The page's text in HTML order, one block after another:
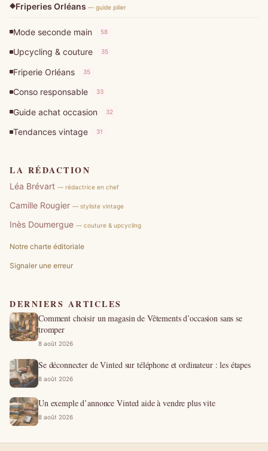
Friperies Orléans — guide pilier
Mode seconde main 58
Upcycling & couture 35
Friperie Orléans 35
Conso responsable 33
Guide achat occasion 32
Tendances vintage 31
LA RÉDACTION
Léa Brévart — rédactrice en chef
Camille Rougier — styliste vintage
Inès Doumergue — couture & upcycling
Notre charte éditoriale
Signaler une erreur
DERNIERS ARTICLES
Comment choisir un magasin de Vêtements d’occasion sans se
tromper
8 août 2026
Se déconnecter de Vinted sur téléphone et ordinateur : les étapes
8 août 2026
Un exemple d’annonce Vinted aide à vendre plus vite
8 août 2026